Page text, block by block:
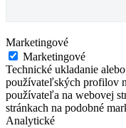
Marketingové
Marketingové
Technické ukladanie
používateľských profilov
používateľa na webovej
stránkach na podobné
Analytické